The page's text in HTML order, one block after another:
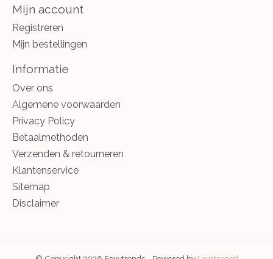
Mijn account
Registreren
Mijn bestellingen
Informatie
Over ons
Algemene voorwaarden
Privacy Policy
Betaalmethoden
Verzenden & retourneren
Klantenservice
Sitemap
Disclaimer